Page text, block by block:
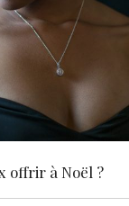
offrir à Noël ?